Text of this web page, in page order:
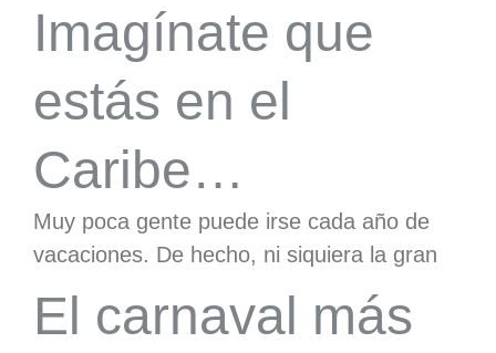
Imagínate que
estás en el
Caribe…
Muy poca gente puede irse cada año de
vacaciones. De hecho, ni siquiera la gran
El carnaval más